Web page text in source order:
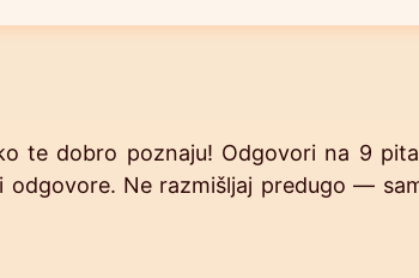
te dobro poznaju! Odgovori na 9
odgovore. Ne razmišljaj predugo —